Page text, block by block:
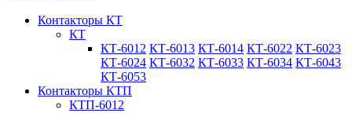
Контакторы КТ
КТ
КТ-6012 КТ-6013 КТ-6014 КТ-6022 КТ-6023
КТ-6024 КТ-6032 КТ-6033 КТ-6034 КТ-6043
КТ-6053
Контакторы КТП
КТП-6012